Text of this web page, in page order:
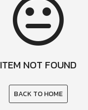
ITEM NOT FOUND
BACK TO HOME